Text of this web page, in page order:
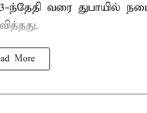
ந்தேதி வரை துபாயில்
More